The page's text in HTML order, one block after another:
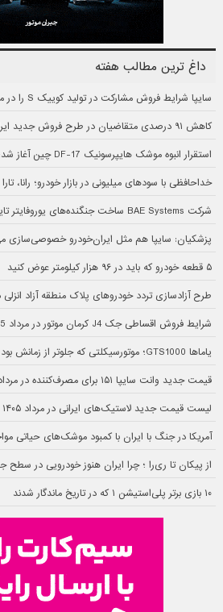
داغ ترین مطالب هفته
سایپا شرایط فروش مشارکت در تولید کوییک S را در مرداد 1405 اعلام کرد
کاهش ۹۱ درصدی متقاضیان در طرح فروش جدید ایران خودرو
استقرار انبوه موشک هایپرسونیک DF-17 چین آغاز شد؛ سلاحی با رهگیری بسیار دشوار
خداحافظی با سودهای میلیونی در بازار خودرو؛ رانا،
شرکت BAE Systems ساخت جنگنده‌های یوروفایتر تایفون برای ترکیه را کلید زد
پزشکیان: سایپا هم مثل ایران‌خودرو خصوصی‌سازی
۵ قطعه خودرو که باید در ۹۶ هزار کیلومتر عوض کنید
طرح آزادسازی تردد خودروهای پلاک منطقه آزاد
شرایط فروش اقساطی جک J4 کرمان موتور در مرداد 1405
یاماها GTS1000؛ موتورسیکلتی که جلوتر از زمانش بود و مسیر آینده را هموار کرد
قیمت جدید وانت سایپا ۱۵۱ برای مصرف‌کننده در مرداد ۱۴۰۵ اعلام شد
لیست قیمت جدید لاستیک‌های ایرانی در مرداد ۱۴۰۵
آمریکا در جنگ با ایران با کمبود موشک‌های حیاتی
از پیکان تا ری‌را ؛ چرا ایران هنوز خودرویی در سطح
۱۰ بازی برتر پلی‌استیشن ۱ که در تاریخ ماندگار شدند